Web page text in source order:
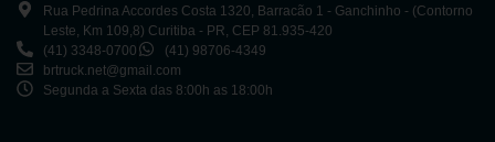
Rua Pedrina Accordes Costa 1320, Barracão 1 - Ganchinho - (Contorno
Leste, Km 109,8) Curitiba - PR, CEP 81.935-420
(41) 3348-0700
(41) 98706-4349
brtruck.net@gmail.com
Segunda a Sexta das 8:00h as 18:00h